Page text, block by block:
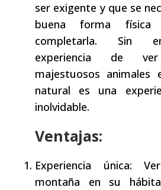
ser exigente y que se
buena forma física
completarla. Sin
experiencia de
majestuosos animales
natural es una
inolvidable.
Ventajas:
Experiencia única:
montaña en su